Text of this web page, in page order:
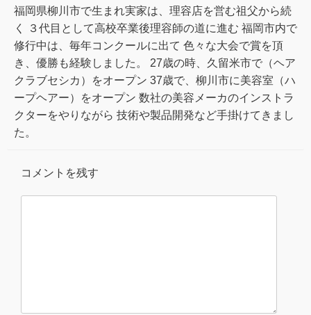
福岡県柳川市で生まれ実家は、理容店を営む祖父から続
く ３代目として高校卒業後理容師の道に進む 福岡市内で
修行中は、毎年コンクールに出て 色々な大会で賞を頂
き、優勝も経験しました。 27歳の時、久留米市で（ヘア
クラブセシカ）をオープン 37歳で、柳川市に美容室（ハ
ープヘアー）をオープン 数社の美容メーカのインストラ
クターをやりながら 技術や製品開発など手掛けてきまし
た。
コメントを残す